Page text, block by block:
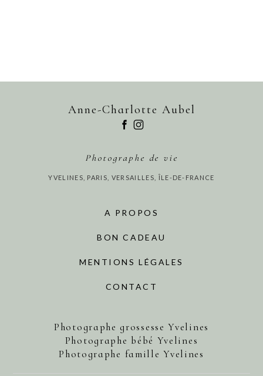
Anne-Charlotte Aubel
Photographe de vie
YVELINES, PARIS, VERSAILLES, ÎLE-DE-FRANCE
A PROPOS
BON CADEAU
MENTIONS LÉGALES
CONTACT
Photographe grossesse Yvelines
Photographe bébé Yvelines
Photographe famille Yvelines